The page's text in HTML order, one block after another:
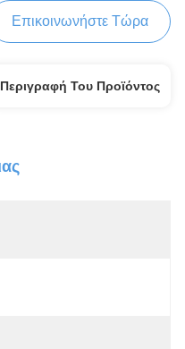
Επικοινωνήστε Τώρα
Περιγραφή Του Προϊόντος